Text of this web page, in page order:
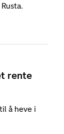
rente
å heve i